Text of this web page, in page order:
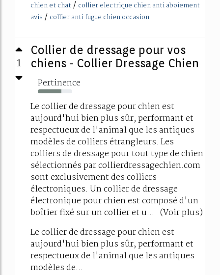
chien et chat / collier electrique chien anti aboiement
avis / collier anti fugue chien occasion
1
Collier de dressage pour vos
chiens - Collier Dressage Chien
Pertinence
69%
Le collier de dressage pour chien est
aujourd'hui bien plus sûr, performant et
respectueux de l'animal que les antiques
modèles de colliers étrangleurs. Les
colliers de dressage pour tout type de chien
sélectionnés par collierdressagechien.com
sont exclusivement des colliers
électroniques. Un collier de dressage
électronique pour chien est composé d'un
boîtier fixé sur un collier et u... (Voir plus)
Le collier de dressage pour chien est
aujourd'hui bien plus sûr, performant et
respectueux de l'animal que les antiques
modèles de...